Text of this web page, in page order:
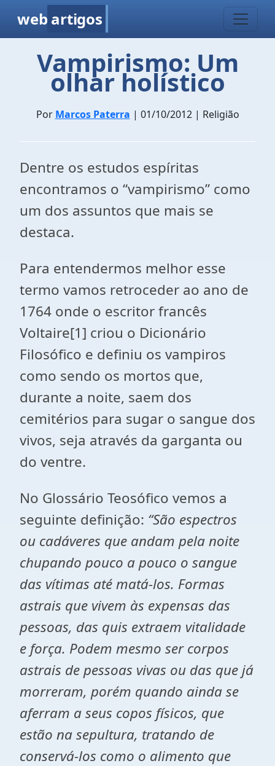
web artigos
Vampirismo: Um
olhar holístico
Por Marcos Paterra | 01/10/2012 | Religião
Dentre os estudos espíritas
encontramos o “vampirismo” como
um dos assuntos que mais se
destaca.
Para entendermos melhor esse
termo vamos retroceder ao ano de
1764 onde o escritor francês
Voltaire[1] criou o Dicionário
Filosófico e definiu os vampiros
como sendo os mortos que,
durante a noite, saem dos
cemitérios para sugar o sangue dos
vivos, seja através da garganta ou
do ventre.
No Glossário Teosófico vemos a
seguinte definição: “São espectros
ou cadáveres que andam pela noite
chupando pouco a pouco o sangue
das vítimas até matá-los. Formas
astrais que vivem às expensas das
pessoas, das quis extraem vitalidade
e força. Podem mesmo ser corpos
astrais de pessoas vivas ou das que já
morreram, porém quando ainda se
aferram a seus copos físicos, que
estão na sepultura, tratando de
conservá-los como o alimento que